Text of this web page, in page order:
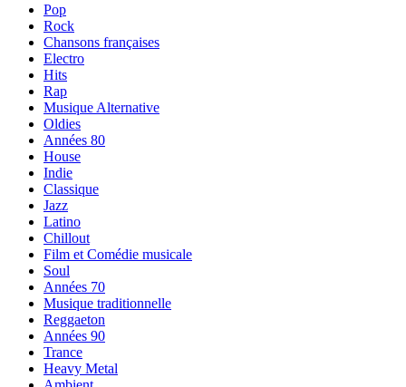
Pop
Rock
Chansons françaises
Electro
Hits
Rap
Musique Alternative
Oldies
Années 80
House
Indie
Classique
Jazz
Latino
Chillout
Film et Comédie musicale
Soul
Années 70
Musique traditionnelle
Reggaeton
Années 90
Trance
Heavy Metal